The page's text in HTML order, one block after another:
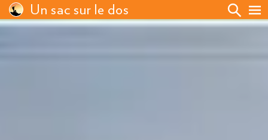
Un sac sur le dos